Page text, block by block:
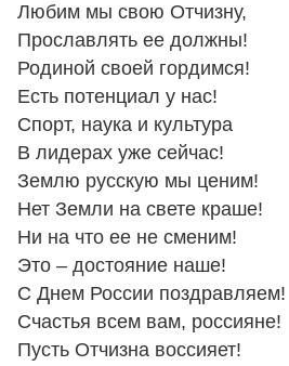
Любим мы свою Отчизну,
Прославлять ее должны!
Родиной своей гордимся!
Есть потенциал у нас!
Спорт, наука и культура
В лидерах уже сейчас!
Землю русскую мы ценим!
Нет Земли на свете краше!
Ни на что ее не сменим!
Это – достояние наше!
С Днем России поздравляем!
Счастья всем вам, россияне!
Пусть Отчизна воссияет!